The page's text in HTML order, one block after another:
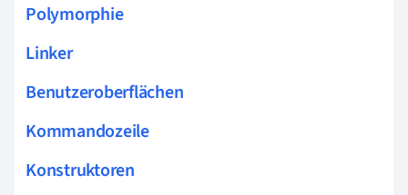
Polymorphie
Linker
Benutzeroberflächen
Kommandozeile
Konstruktoren